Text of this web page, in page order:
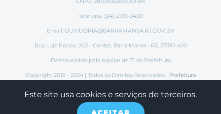
Telefone: (24) 2106-3400
Email: OUVIDORIA@BARRAMANSA.RJ.GOV.BR
Rua Luiz Ponce, 263 - Centro, Barra Mansa - RJ, 27310-400
Desenvolvido pela equipe de TI da Prefeitura
Copyright 2019 - 2024 | Todos os Direitos Reservados | Prefeitura
Municipal de Barra Mansa
Este site usa cookies e serviços de terceiros.